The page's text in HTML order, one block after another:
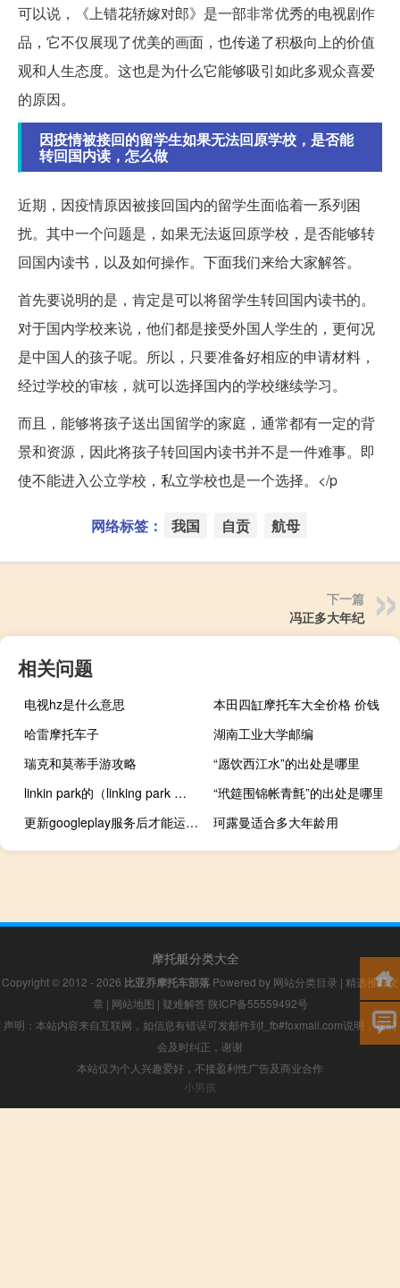
可以说，《上错花轿嫁对郎》是一部非常优秀的电视剧作
品，它不仅展现了优美的画面，也传递了积极向上的价值
观和人生态度。这也是为什么它能够吸引如此多观众喜爱
的原因。
因疫情被接回的留学生如果无法回原学校，是否能
转回国内读，怎么做
近期，因疫情原因被接回国内的留学生面临着一系列困
扰。其中一个问题是，如果无法返回原学校，是否能够转
回国内读书，以及如何操作。下面我们来给大家解答。
首先要说明的是，肯定是可以将留学生转回国内读书的。
对于国内学校来说，他们都是接受外国人学生的，更何况
是中国人的孩子呢。所以，只要准备好相应的申请材料，
经过学校的审核，就可以选择国内的学校继续学习。
而且，能够将孩子送出国留学的家庭，通常都有一定的背
景和资源，因此将孩子转回国内读书并不是一件难事。即
使不能进入公立学校，私立学校也是一个选择。</p
网络标签： 我国 自贡 航母
下一篇
冯正多大年纪
相关问题
电视hz是什么意思
本田四缸摩托车大全价格 价钱
哈雷摩托车子
湖南工业大学邮编
瑞克和莫蒂手游攻略
“愿饮西江水”的出处是哪里
linkin park的（linking park 资料）
“玳筵围锦帐青氈”的出处是哪里
更新googleplay服务后才能运行（更新googleplay服务）
珂露曼适合多大年龄用
摩托艇分类大全
Copyright © 2012 - 2026 比亚乔摩托车部落Powered by 网站分类目录 | 精选推荐文
章 | 网站地图 | 疑难解答 陕ICP备55559492号
声明：本站内容来自互联网，如信息有错误可发邮件到f_fb#foxmail.com说明，我们
会及时纠正，谢谢
本站仅为个人兴趣爱好，不接盈利性广告及商业合作
小男孩